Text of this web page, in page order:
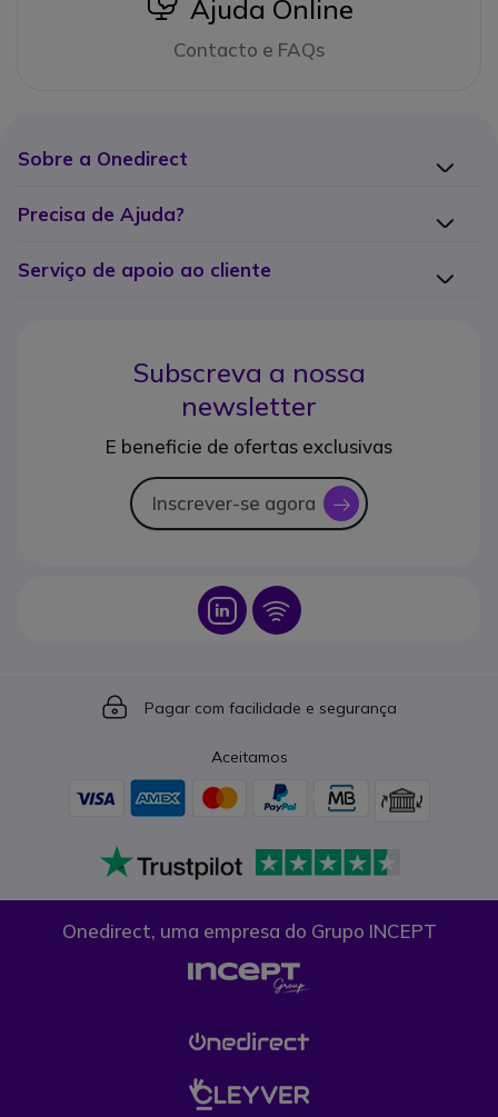
Ajuda Online
Contacto e FAQs
Sobre a Onedirect
Precisa de Ajuda?
Serviço de apoio ao cliente
Subscreva a nossa
newsletter
E beneficie de ofertas exclusivas
Inscrever-se agora icon
Icon Icon
Icon
Pagar com facilidade e segurança
Aceitamos
Onedirect, uma empresa do Grupo INCEPT